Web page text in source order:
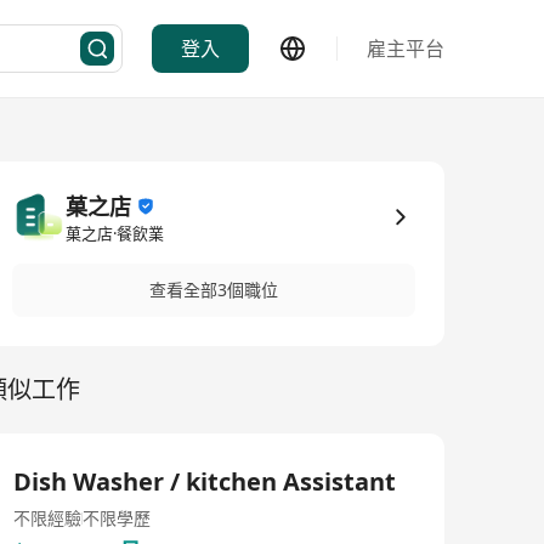
登入 雇主平台
菓之店
菓之店·餐飲業
查看全部3個職位
似工作
Dish Washer / kitchen Assistant
不限經驗不限學歷